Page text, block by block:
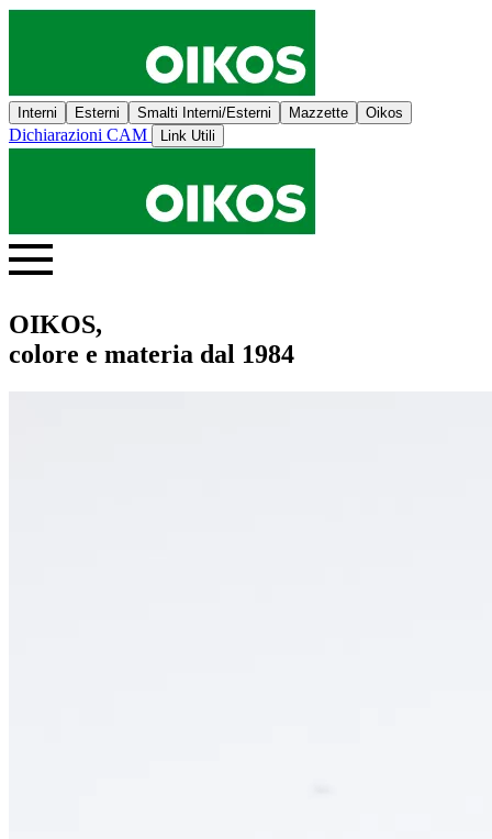
Interni Esterni Smalti Interni/Esterni Mazzette Oikos
Dichiarazioni CAM Link Utili
OIKOS,
colore e materia dal 1984